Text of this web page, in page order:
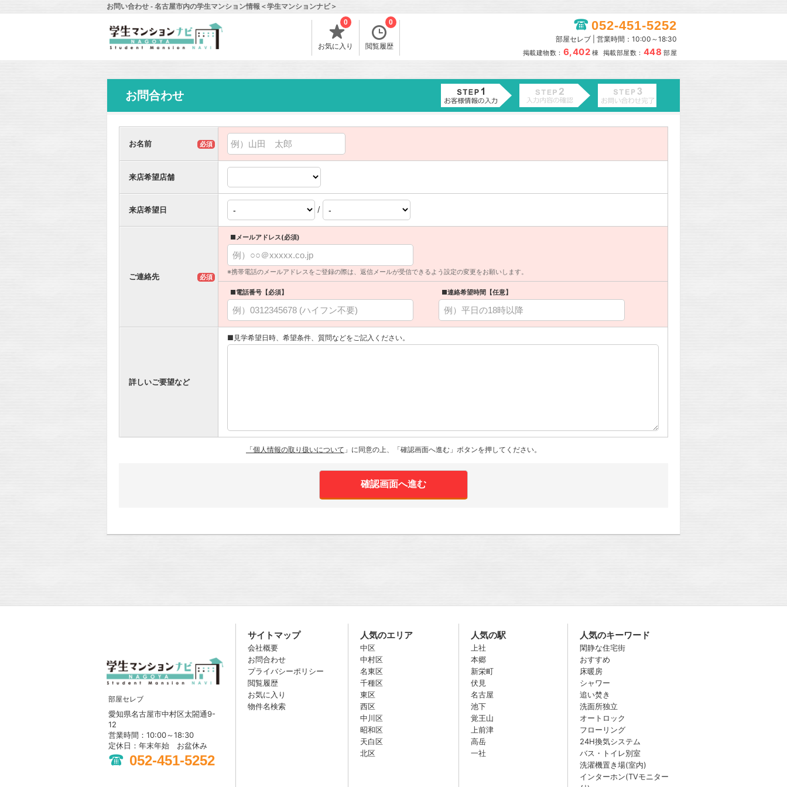
お問い合わせ - 名古屋市内の学生マンション情報＜学生マンションナビ＞
お気に入り
0
閲覧履歴
0 052-451-5252
部屋セレブ | 営業時間：10:00～18:30
掲載建物数： 6,402 棟 掲載部屋数： 448 部屋
お問合わせ
お名前 必須
来店希望店舗
来店希望日 /
ご連絡先 必須
■メールアドレス(必須)
※携帯電話のメールアドレスをご登録の際は、返信メールが受信できるよう設定の変更をお願いします。
■電話番号【必須】 ■連絡希望時間【任意】
詳しいご要望など
■見学希望日時、希望条件、質問などをご記入ください。
「個人情報の取り扱いについて 」に同意の上、「確認画面へ進む」ボタンを押してください。
部屋セレブ
愛知県名古屋市中村区太閤通9-
12
営業時間：10:00～18:30
定休日：年末年始 お盆休み
052-451-5252
サイトマップ
会社概要
お問合わせ
プライバシーポリシー
閲覧履歴
お気に入り
物件名検索
人気のエリア
中区
中村区
名東区
千種区
東区
西区
中川区
昭和区
天白区
北区
人気の駅
上社
本郷
新栄町
伏見
名古屋
池下
覚王山
上前津
高岳
一社
人気のキーワード
閑静な住宅街
おすすめ
床暖房
シャワー
追い焚き
洗面所独立
オートロック
フローリング
24H換気システム
バス・トイレ別室
洗濯機置き場(室内)
インターホン(TVモニター